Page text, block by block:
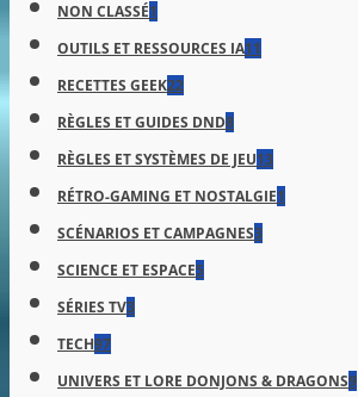
NON CLASSÉ1
OUTILS ET RESSOURCES IA11
RECETTES GEEK22
RÈGLES ET GUIDES DND8
RÈGLES ET SYSTÈMES DE JEU13
RÉTRO-GAMING ET NOSTALGIE1
SCÉNARIOS ET CAMPAGNES3
SCIENCE ET ESPACE5
SÉRIES TV3
TECH97
UNIVERS ET LORE DONJONS & DRAGONS9